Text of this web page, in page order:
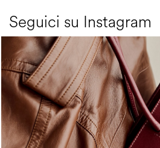
Seguici su Instagram